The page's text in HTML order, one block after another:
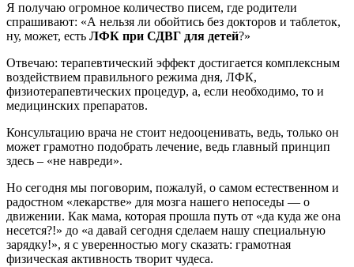
Я получаю огромное количество писем, где родители
спрашивают: «А нельзя ли обойтись без докторов и таблеток,
ну, может, есть ЛФК при СДВГ для детей?»
Отвечаю: терапевтический эффект достигается комплексным
воздействием правильного режима дня, ЛФК,
физиотерапевтических процедур, а, если необходимо, то и
медицинских препаратов.
Консультацию врача не стоит недооценивать, ведь, только он
может грамотно подобрать лечение, ведь главный принцип
здесь – «не навреди».
Но сегодня мы поговорим, пожалуй, о самом естественном и
радостном «лекарстве» для мозга нашего непоседы — о
движении. Как мама, которая прошла путь от «да куда же она
несется?!» до «а давай сегодня сделаем нашу специальную
зарядку!», я с уверенностью могу сказать: грамотная
физическая активность творит чудеса.